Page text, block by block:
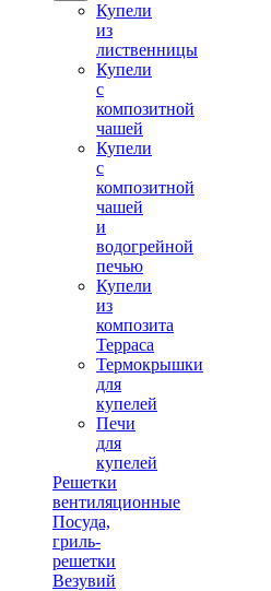
Купели
из
лиственницы
Купели
с
композитной
чашей
Купели
с
композитной
чашей
и
водогрейной
печью
Купели
из
композита
Терраса
Термокрышки
для
купелей
Печи
для
купелей
Решетки
вентиляционные
Посуда,
гриль-
решетки
Везувий